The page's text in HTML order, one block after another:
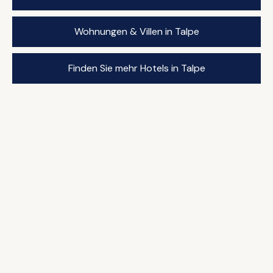
Wohnungen & Villen in Talpe
Finden Sie mehr Hotels in Talpe